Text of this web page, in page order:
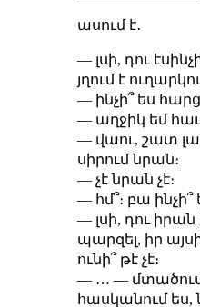
ասում է․
— լսի, դու
յղում է
— ինչի՞ ես
— աղջիկ եմ
— վաու, շատ
սիրում նրան։
— չէ նրան չէ։
— հմ՞։ բա
— լսի, դու
պարզել, իր
ունի՞ թէ չէ։
— … — մտածում
հասկանում ես,